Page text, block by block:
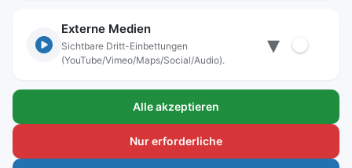
rathaus@freilassing.de
Bankverbindungen der Stadt Freilassing
Sparkasse Berchtesgadener Land
IBAN.: DE56 7105 0000 0000 1000 24
BIC-Code: BYLADEM1BGL
Externe Medien
Sichtbare Dritt-Einbettungen
(YouTube/Vimeo/Maps/Social/Audio).
▾
Alle akzeptieren
Nur erforderliche